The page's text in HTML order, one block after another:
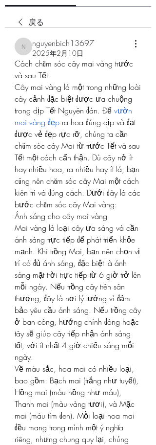
戻る
nguyenbich13697
nguyenbich13697
2025年2月10日
Cách chăm sóc cây mai vàng trước
và sau Tết
Cây mai vàng là một trong những loài
cây cảnh đặc biệt được ưa chuộng
trong dịp Tết Nguyên đán. Để vườn
mai vàng đẹp ra hoa đúng dịp và đạt
được vẻ đẹp rực rỡ, chúng ta cần
chăm sóc cây Mai từ trước Tết và sau
Tết một cách cẩn thận. Dù cây nở ít
hay nhiều hoa, ra nhiều hay ít lá, bạn
cũng nên chăm sóc cây Mai một cách
kiên trì và đúng cách. Dưới đây là các
bước chăm sóc cây Mai vàng:
Ánh sáng cho cây mai vàng
Mai vàng là loại cây ưa sáng và cần
ánh sáng trực tiếp để phát triển khỏe
mạnh. Khi trồng Mai, bạn nên chọn vị
trí có đủ ánh sáng, đặc biệt là ánh
sáng mặt trời trực tiếp từ 6 giờ trở lên
mỗi ngày. Nếu trồng cây trên sân
thượng, đây là nơi lý tưởng vì đảm
bảo yêu cầu ánh sáng. Nếu trồng cây
ở ban công, hướng chính đông hoặc
tây sẽ giúp cây tiếp nhận ánh sáng
tốt, với ít nhất 4 giờ chiếu sáng mỗi
ngày.
Về màu sắc, hoa mai có nhiều loại,
bao gồm: Bạch mai (trắng như tuyết),
Hồng mai (màu hồng như máu),
Thanh mai (màu vàng tươi), và Mặc
mai (màu tím đen). Mỗi loại hoa mai
đều mang trong mình một ý nghĩa
riêng, nhưng chung quy lại, chúng